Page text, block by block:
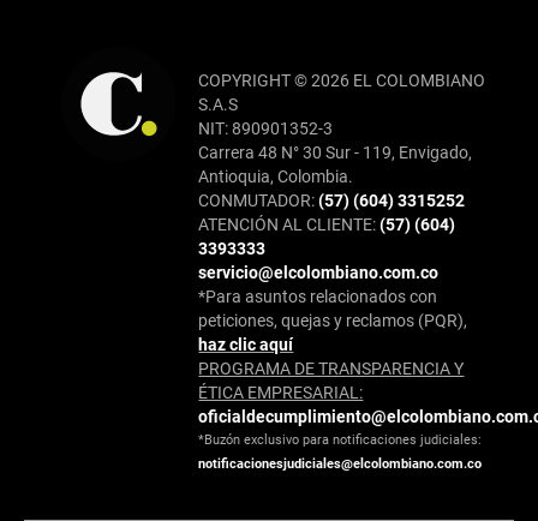
COPYRIGHT © 2026 EL COLOMBIANO
S.A.S
NIT: 890901352-3
Carrera 48 N° 30 Sur - 119, Envigado,
Antioquia, Colombia.
CONMUTADOR:(57) (604) 3315252
ATENCIÓN AL CLIENTE:(57) (604)
3393333
servicio@elcolombiano.com.co
*Para asuntos relacionados con
peticiones, quejas y reclamos (PQR),
haz clic aquí
PROGRAMA DE TRANSPARENCIA Y
ÉTICA EMPRESARIAL:
*Buzón exclusivo para notificaciones judiciales:
notificacionesjudiciales@elcolombiano.com.co